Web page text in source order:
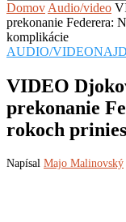
Domov Audio/video
prekonanie Federera:
komplikácie
AUDIO/VIDEO
VIDEO
prekonanie
rokoch
Napísal Majo Malinovský